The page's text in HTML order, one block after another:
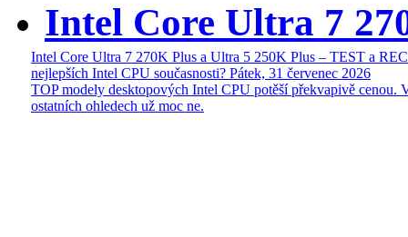
Intel Core Ultra 7
Intel Core Ultra 7 270K Plus a Ultra 5 250K Plus – TEST a
nejlepších Intel CPU současnosti? Pátek, 31 červenec 2026
TOP modely desktopových Intel CPU potěší překvapivě cenou.
ostatních ohledech už moc ne.